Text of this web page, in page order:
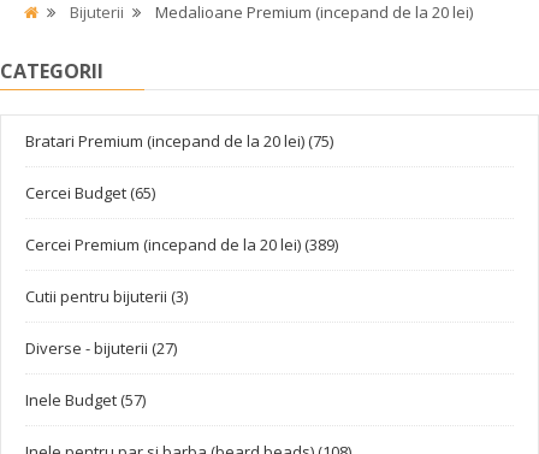
Bijuterii Medalioane Premium (incepand de la 20 lei)
CATEGORII
Bratari Premium (incepand de la 20 lei) (75)
Cercei Budget (65)
Cercei Premium (incepand de la 20 lei) (389)
Cutii pentru bijuterii (3)
Diverse - bijuterii (27)
Inele Budget (57)